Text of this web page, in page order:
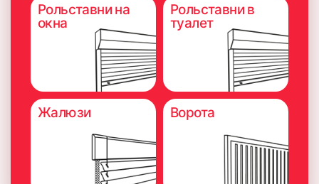
Рольставни на
окна
Рольставни в
туалет
Жалюзи Ворота